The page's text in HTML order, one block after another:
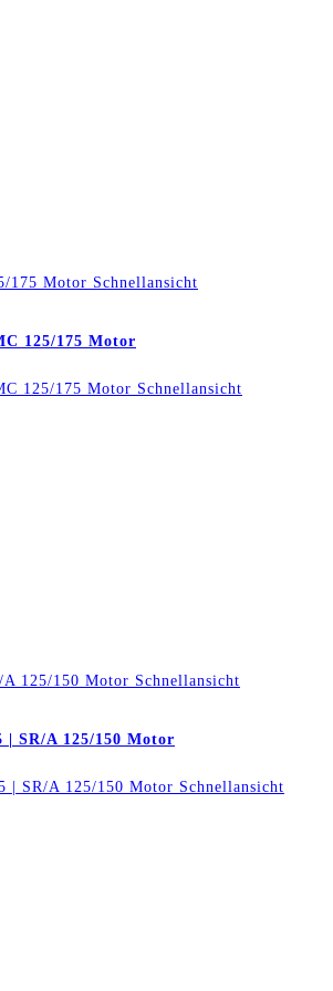
Schnellansicht
125/175 Motor
Schnellansicht
Schnellansicht
SR/A 125/150 Motor
Schnellansicht